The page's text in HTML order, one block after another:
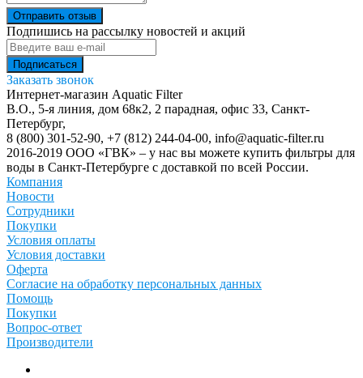
Отправить отзыв
Подпишись на рассылку новостей и акций
Заказать звонок
Интернет-магазин Aquatic Filter
В.О., 5-я линия, дом 68к2, 2 парадная, офис 33, Санкт-
Петербург,
8 (800) 301-52-90, +7 (812) 244-04-00, info@aquatic-filter.ru
2016-2019 ООО «ГВК» – у нас вы можете купить фильтры для
воды в Санкт-Петербурге с доставкой по всей России.
Компания
Новости
Сотрудники
Покупки
Условия оплаты
Условия доставки
Оферта
Согласие на обработку персональных данных
Помощь
Покупки
Вопрос-ответ
Производители